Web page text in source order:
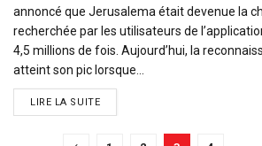
annoncé que Jerusalema était devenue la
recherchée par les utilisateurs de
4,5 millions de fois. Aujourd’hui, la
atteint son pic lorsque...
LIRE LA SUITEDETAILS